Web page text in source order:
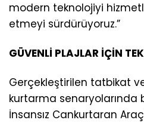
modern teknolojiyi
etmeyi sürdürüyoruz.”
GÜVENLİ PLAJLAR İÇİN
Gerçekleştirilen tatbikat
kurtarma senaryolarında
İnsansız Cankurtaran